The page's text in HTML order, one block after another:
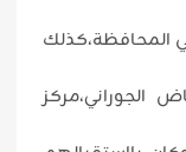
المحافظة،كذلك
الجوراني،مركز